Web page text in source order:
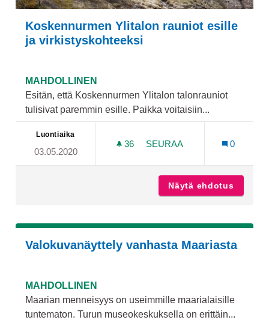
Koskennurmen Ylitalon rauniot esille
ja virkistyskohteeksi
MAHDOLLINEN
Esitän, että Koskennurmen Ylitalon talonrauniot
tulisivat paremmin esille. Paikka voitaisiin...
Luontiaika
03.05.2020
36 36 SEURAAJAA
SEURAA
0
Näytä ehdotus
Valokuvanäyttely vanhasta Maariasta
MAHDOLLINEN
Maarian menneisyys on useimmille maarialaisille
tuntematon. Turun museokeskuksella on erittäin...